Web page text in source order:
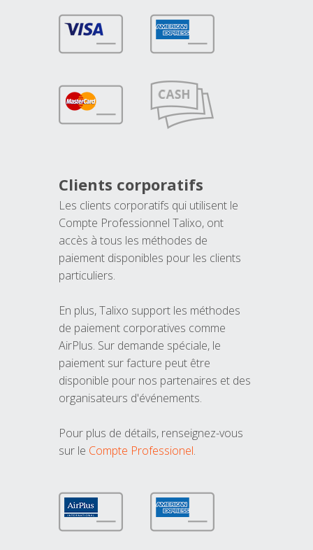
Clients corporatifs
Les clients corporatifs qui utilisent le
Compte Professionnel Talixo, ont
accès à tous les méthodes de
paiement disponibles pour les clients
particuliers.
En plus, Talixo support les méthodes
de paiement corporatives comme
AirPlus. Sur demande spéciale, le
paiement sur facture peut être
disponible pour nos partenaires et des
organisateurs d'événements.
Pour plus de détails, renseignez-vous
sur le Compte Professionel.